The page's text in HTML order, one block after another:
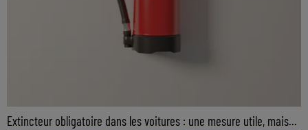
Extincteur obligatoire dans les voitures : une mesure utile, mais...